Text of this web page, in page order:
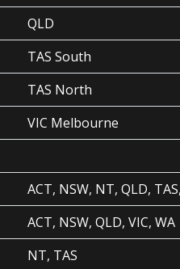
QLD
TAS South
TAS North
VIC Melbourne
ACT, NSW, NT, QLD,
ACT, NSW, QLD, VIC, WA
NT, TAS